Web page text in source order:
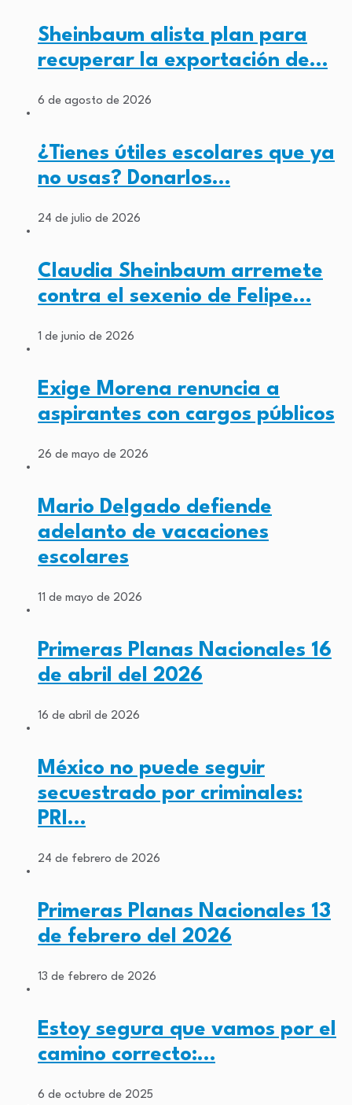
Sheinbaum alista plan para
recuperar la exportación de…
6 de agosto de 2026
¿Tienes útiles escolares que ya
no usas? Donarlos…
24 de julio de 2026
Claudia Sheinbaum arremete
contra el sexenio de Felipe…
1 de junio de 2026
Exige Morena renuncia a
aspirantes con cargos públicos
26 de mayo de 2026
Mario Delgado defiende
adelanto de vacaciones
escolares
11 de mayo de 2026
Primeras Planas Nacionales 16
de abril del 2026
16 de abril de 2026
México no puede seguir
secuestrado por criminales:
PRI…
24 de febrero de 2026
Primeras Planas Nacionales 13
de febrero del 2026
13 de febrero de 2026
Estoy segura que vamos por el
camino correcto:…
6 de octubre de 2025